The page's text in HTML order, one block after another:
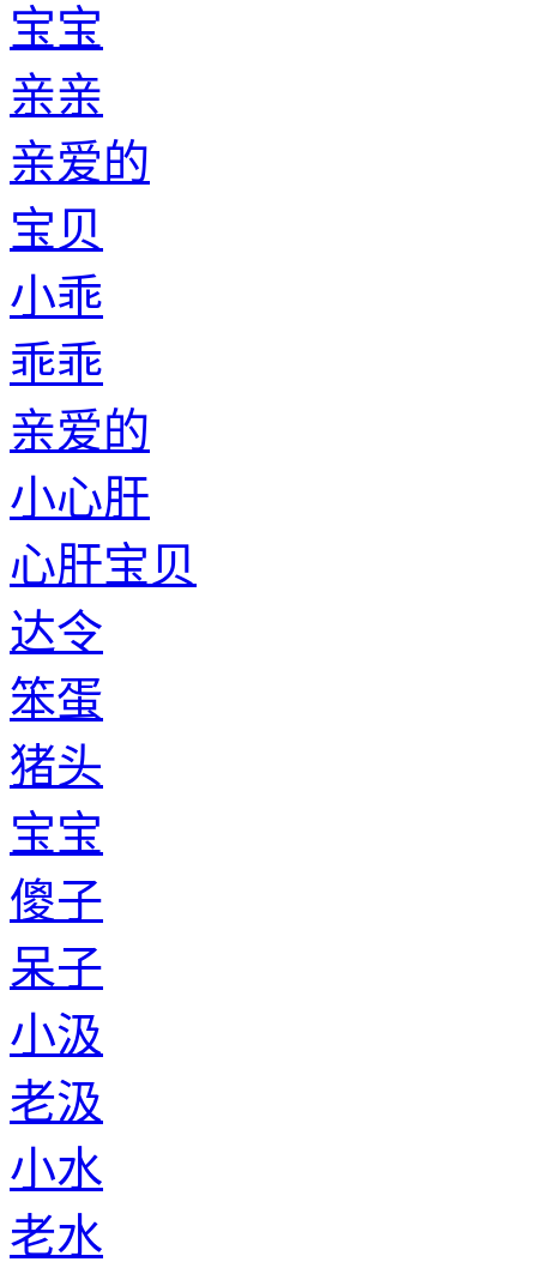
宝宝
亲亲
亲爱的
宝贝
小乖
乖乖
亲爱的
小心肝
心肝宝贝
达令
笨蛋
猪头
宝宝
傻子
呆子
小汲
老汲
小水
老水